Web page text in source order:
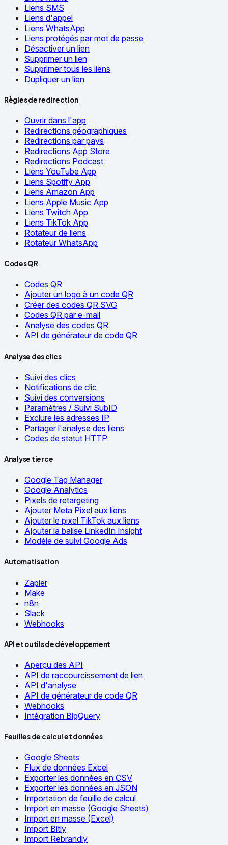
Liens SMS
Liens d'appel
Liens WhatsApp
Liens protégés par mot de passe
Désactiver un lien
Supprimer un lien
Supprimer tous les liens
Dupliquer un lien
Règles de redirection
Ouvrir dans l'app
Redirections géographiques
Redirections par pays
Redirections App Store
Redirections Podcast
Liens YouTube App
Liens Spotify App
Liens Amazon App
Liens Apple Music App
Liens Twitch App
Liens TikTok App
Rotateur de liens
Rotateur WhatsApp
Codes QR
Codes QR
Ajouter un logo à un code QR
Créer des codes QR SVG
Codes QR par e-mail
Analyse des codes QR
API de générateur de code QR
Analyse des clics
Suivi des clics
Notifications de clic
Suivi des conversions
Paramètres / Suivi SubID
Exclure les adresses IP
Partager l'analyse des liens
Codes de statut HTTP
Analyse tierce
Google Tag Manager
Google Analytics
Pixels de retargeting
Ajouter Meta Pixel aux liens
Ajouter le pixel TikTok aux liens
Ajouter la balise LinkedIn Insight
Modèle de suivi Google Ads
Automatisation
Zapier
Make
n8n
Slack
Webhooks
API et outils de développement
Aperçu des API
API de raccourcissement de lien
API d'analyse
API de générateur de code QR
Webhooks
Intégration BigQuery
Feuilles de calcul et données
Google Sheets
Flux de données Excel
Exporter les données en CSV
Exporter les données en JSON
Importation de feuille de calcul
Import en masse (Google Sheets)
Import en masse (Excel)
Import Bitly
Import Rebrandly